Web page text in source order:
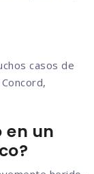
casos de
en un